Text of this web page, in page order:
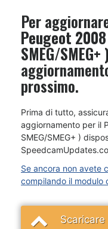
Per
Peugeot
SMEG/SMEG+ )
prossimo.
Prima di tutto,
aggiornamento per il
SMEG/SMEG+ )
Se ancora non avete
compilando il modulo
Scaricare